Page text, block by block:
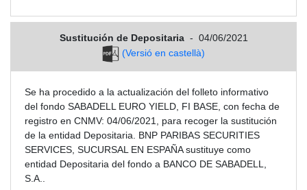
Sustitución de Depositaria - 04/06/2021
(Versió en castellà)
Se ha procedido a la actualización del folleto informativo
del fondo SABADELL EURO YIELD, FI BASE, con fecha de
registro en CNMV: 04/06/2021, para recoger la sustitución
de la entidad Depositaria. BNP PARIBAS SECURITIES
SERVICES, SUCURSAL EN ESPAÑA sustituye como
entidad Depositaria del fondo a BANCO DE SABADELL,
S.A..